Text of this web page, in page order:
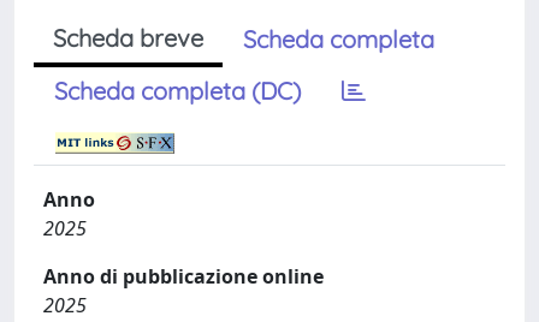
Scheda breve
Scheda completa
Scheda completa (DC)
Anno
2025
Anno di pubblicazione online
2025